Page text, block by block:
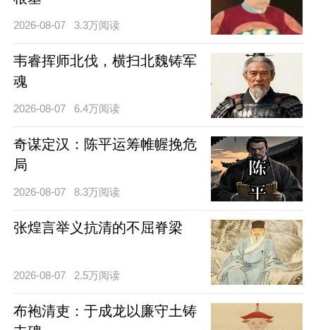
2026-08-07 3.3万阅读
韦睿挥师北伐，横扫北魏铸军
魂
2026-08-07 6.4万阅读
奇谋定汉：陈平运筹帷幄挽危
局
2026-08-07 8.3万阅读
张煌言举义抗清的不屈脊梁
2026-08-07 2.5万阅读
布袍清吏：于成龙以廉守土铸